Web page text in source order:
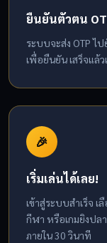
ยืนยันตัวตน
ระบบจะส่ง OTP ไ
เพื่อยืนยัน เสร็จแล้
🎉
เริ่มเล่นได้เลย!
เข้าสู่ระบบสำเร็จ
กีฬา หรือเกมยิงปล
ภายใน 30 วินาที